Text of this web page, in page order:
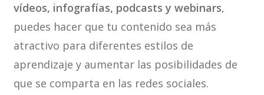
vídeos, infografías, podcasts y webinars,
puedes hacer que tu contenido sea más
atractivo para diferentes estilos de
aprendizaje y aumentar las posibilidades de
que se comparta en las redes sociales.